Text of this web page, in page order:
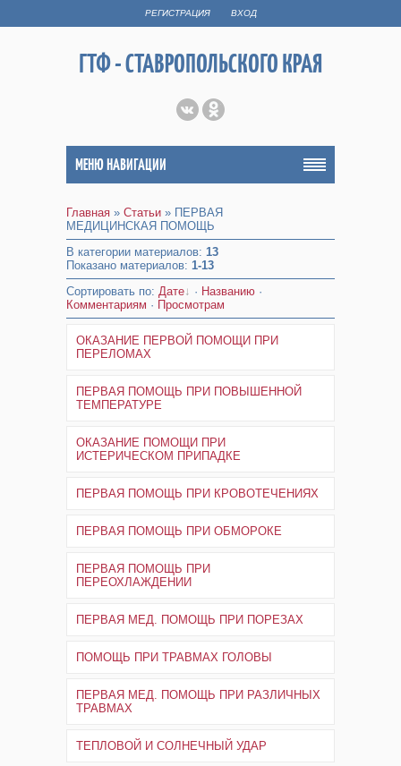
РЕГИСТРАЦИЯ ВХОД
ГТФ - СТАВРОПОЛЬСКОГО КРАЯ
МЕНЮ НАВИГАЦИИ
Главная » Статьи » ПЕРВАЯ
МЕДИЦИНСКАЯ ПОМОЩЬ
В категории материалов: 13
Показано материалов: 1-13
Сортировать по: Дате · Названию ·
Комментариям · Просмотрам
ОКАЗАНИЕ ПЕРВОЙ ПОМОЩИ ПРИ
ПЕРЕЛОМАХ
ПЕРВАЯ ПОМОЩЬ ПРИ ПОВЫШЕННОЙ
ТЕМПЕРАТУРЕ
ОКАЗАНИЕ ПОМОЩИ ПРИ
ИСТЕРИЧЕСКОМ ПРИПАДКЕ
ПЕРВАЯ ПОМОЩЬ ПРИ КРОВОТЕЧЕНИЯХ
ПЕРВАЯ ПОМОЩЬ ПРИ ОБМОРОКЕ
ПЕРВАЯ ПОМОЩЬ ПРИ
ПЕРЕОХЛАЖДЕНИИ
ПЕРВАЯ МЕД. ПОМОЩЬ ПРИ ПОРЕЗАХ
ПОМОЩЬ ПРИ ТРАВМАХ ГОЛОВЫ
ПЕРВАЯ МЕД. ПОМОЩЬ ПРИ РАЗЛИЧНЫХ
ТРАВМАХ
ТЕПЛОВОЙ И СОЛНЕЧНЫЙ УДАР